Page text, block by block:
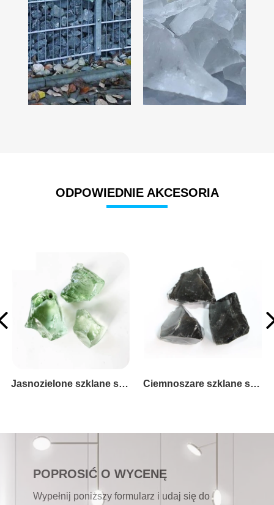
ODPOWIEDNIE AKCESORIA
Ciemnoszare szklane skały Jasnobursztynowe szklane skały
POPROSIĆ O WYCENĘ
Wypełnij poniższy formularz i udaj się do